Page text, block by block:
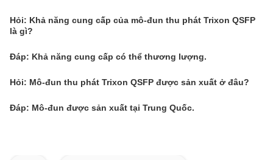
Hỏi: Khả năng cung cấp của mô-đun thu phát Trixon QSFP
là gì?
Đáp: Khả năng cung cấp có thể thương lượng.
Hỏi: Mô-đun thu phát Trixon QSFP được sản xuất ở đâu?
Đáp: Mô-đun được sản xuất tại Trung Quốc.